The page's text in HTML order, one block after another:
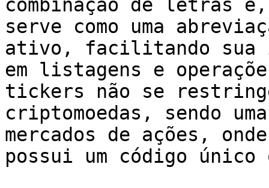
combinação de letras
serve como uma
ativo, facilitando sua
em listagens e
tickers não se
criptomoedas, sendo
mercados de ações,
possui um código